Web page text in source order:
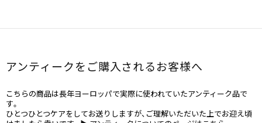
アンティークをご購入されるお客様へ
こちらの商品は長年ヨーロッパで実際に使われていたアンティーク品で
す。
ひとつひとつケアをしてお送りしますが、ご理解いただいた上でお迎え頃